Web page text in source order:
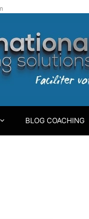
BLOG COACHING